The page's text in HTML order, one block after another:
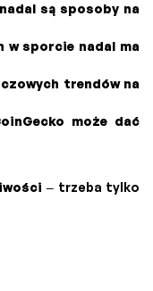
są sposoby na
w sporcie nadal ma
trendów na
może dać
– trzeba tylko